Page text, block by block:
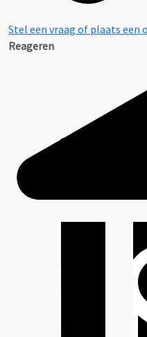
Stel een vraag of plaats
Reageren